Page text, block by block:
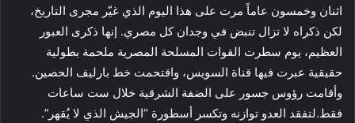
اثنان وخمسون عاماً مرت على هذا اليوم الذي غيّر مجرى التاريخ،
لكن ذكراه لا تزال تنبض في وجدان كل مصري. إنها ذكرى العبور
العظيم، يوم سطرت القوات المسلحة المصرية ملحمة بطولية
حقيقية عبرت فيها قناة السويس، واقتحمت خط بارليف الحصين.
وأقامت رؤوس جسور على الضفة الشرقية خلال ست ساعات
فقط.لتفقد العدو توازنه وتكسر أسطورة “الجيش الذي لا يُقهر”.